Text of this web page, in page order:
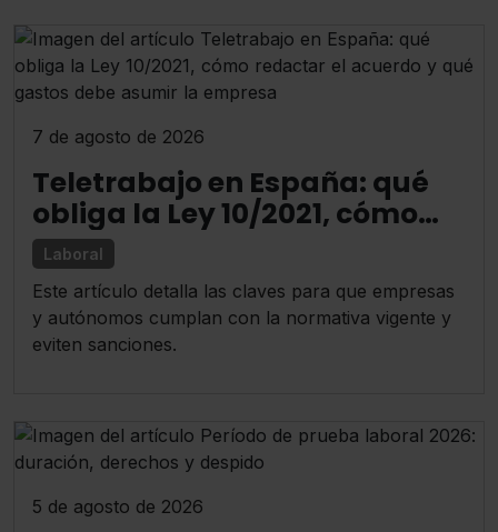
7 de agosto de 2026
Teletrabajo en España: qué
obliga la Ley 10/2021, cómo
redactar el acuerdo y qué
gastos debe asumir la
empresa
Laboral
Este artículo detalla las claves para que empresas
y autónomos cumplan con la normativa vigente y
eviten sanciones.
5 de agosto de 2026